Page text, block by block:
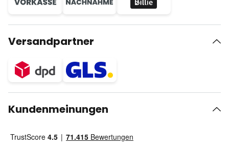
Versandpartner
Kundenmeinungen